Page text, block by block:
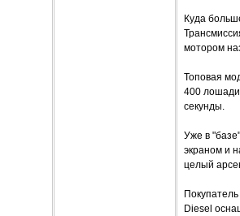
Куда
мотором
Топовая
400
секунды.
Уже в
экраном и
целый
Diesel